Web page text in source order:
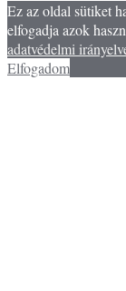
Ez az oldal sütiket
elfogadja azok
adatvédelmi
Elfogadom